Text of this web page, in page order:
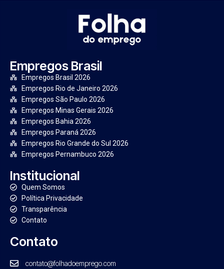
Empregos Brasil
Empregos Brasil 2026
Empregos Rio de Janeiro 2026
Empregos São Paulo 2026
Empregos Minas Gerais 2026
Empregos Bahia 2026
Empregos Paraná 2026
Empregos Rio Grande do Sul 2026
Empregos Pernambuco 2026
Institucional
Quem Somos
Política Privacidade
Transparência
Contato
Contato
contato@folhadoemprego.com